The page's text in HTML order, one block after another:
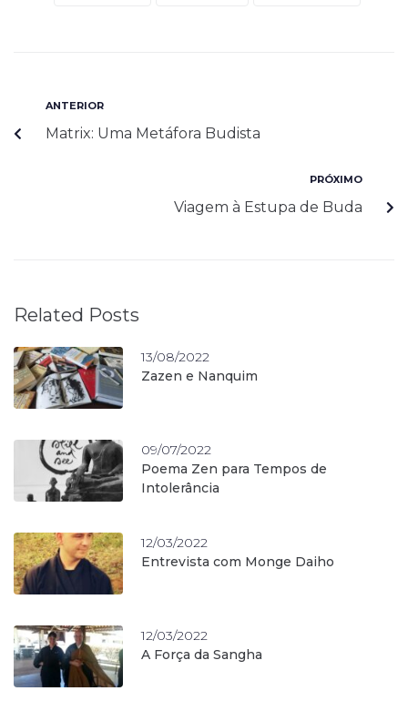
ANTERIOR
Matrix: Uma Metáfora Budista
PRÓXIMO
Viagem à Estupa de Buda
Related Posts
13/08/2022
Zazen e Nanquim
09/07/2022
Poema Zen para Tempos de
Intolerância
12/03/2022
Entrevista com Monge Daiho
12/03/2022
A Força da Sangha